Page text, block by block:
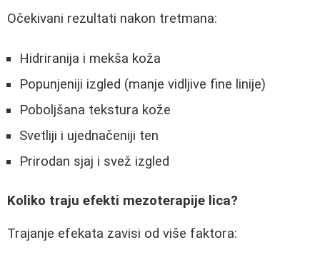
Očekivani rezultati nakon tretmana:
Hidriranija i mekša koža
Popunjeniji izgled (manje vidljive fine linije)
Poboljšana tekstura kože
Svetliji i ujednačeniji ten
Prirodan sjaj i svež izgled
Koliko traju efekti mezoterapije lica?
Trajanje efekata zavisi od više faktora: